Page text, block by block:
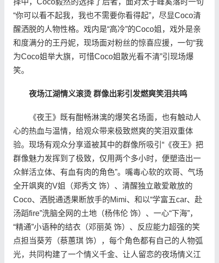
择中，Coco毅然的选择了后者，面对太子峰奚落时一句
“你可以看不起我，我也不需要你看得起”，尽显Coco清
醒洒脱的人物性格。戏内是“高冷”的Coco姐，戏外是亲
和度满分的王丹妮，现场面对粉丝的惊喜应援，一句“我
为Coco姐举大旗，可惜Coco姐散光看不清”引现场爆
笑。
夜场江湖情义滚烫 群像出彩引发燃爽笑泪共鸣
《夜王》既有酣畅淋漓的爆笑名场面，也有触动人
心的热血与温情，给观众带来极致燃爽的笑泪双重体
验。现场有观众分享道被其中的群像所吸引“《夜王》把
群像魅力发挥到了极致，仅用两个多小时，便塑造出一
众鲜活立体、有血有肉的角色”。嘴毒心软的欢哥、气场
全开飒爽的V姐（郑秀文 饰）、清醒独立敢爱敢放的
Coco、洒脱通透果断放手的Mimi、和以“学富五car、赴
汤蹈fire”洗脑全网的土地（杨伟伦 饰）、一心“下海”，
“精通”小语种的结衣（邓丽英 饰）、反应能力超强的笑
点担当葵芳（蔡蕙琪 饰），每个角色都有自己的人物弧
光，共同构建了一个情义千金、让人留恋的夜场情义江